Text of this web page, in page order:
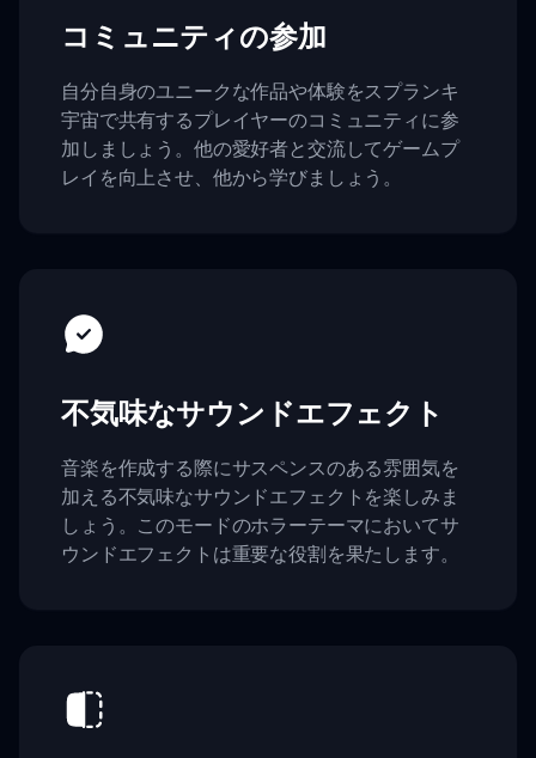
コミュニティの参加
自分自身のユニークな作品や体験をスプランキ
宇宙で共有するプレイヤーのコミュニティに参
加しましょう。他の愛好者と交流してゲームプ
レイを向上させ、他から学びましょう。
不気味なサウンドエフェクト
音楽を作成する際にサスペンスのある雰囲気を
加える不気味なサウンドエフェクトを楽しみま
しょう。このモードのホラーテーマにおいてサ
ウンドエフェクトは重要な役割を果たします。